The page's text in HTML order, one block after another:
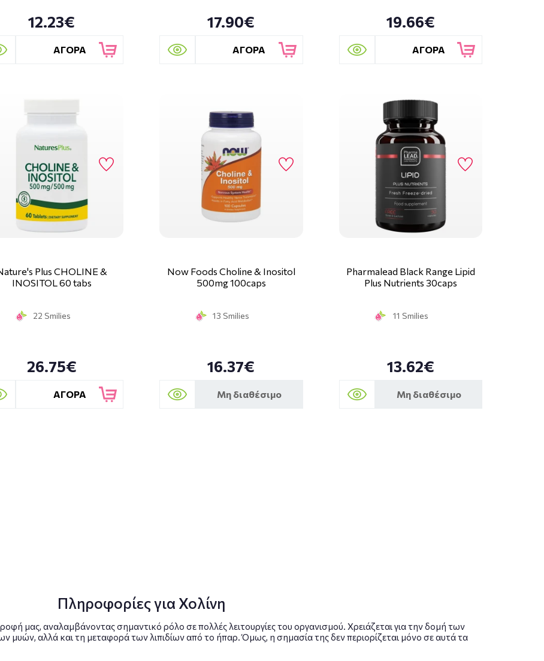
12.23€
ΑΓΟΡΑ
17.90€
ΑΓΟΡΑ
19.66€
ΑΓΟΡΑ
Plus CHOLINE &
INOSITOL 60 tabs
22 Smilies
26.75€
ΑΓΟΡΑ
Now Foods Choline & Inositol
500mg 100caps
13 Smilies
16.37€
Μη διαθέσιμο
Pharmalead Black Range Lipid
Plus Nutrients 30caps
11 Smilies
13.62€
Μη διαθέσιμο
Πληροφορίες για Χολίνη
μας, αναλαμβάνοντας σημαντικό ρόλο σε πολλές λειτουργίες του οργανισμού. Χρειάζεται για την δομή των
μυών, αλλά και τη μεταφορά των λιπιδίων από το ήπαρ. Όμως, η σημασία της δεν περιορίζεται μόνο σε αυτά τα